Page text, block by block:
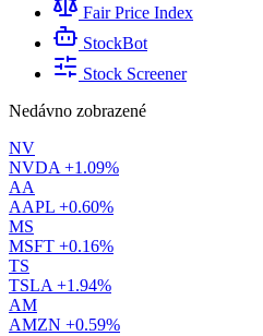
Fair Price Index
StockBot
Stock Screener
Nedávno zobrazené
NV
NVDA +1.09%
AA
AAPL +0.60%
MS
MSFT +0.16%
TS
TSLA +1.94%
AM
AMZN +0.59%